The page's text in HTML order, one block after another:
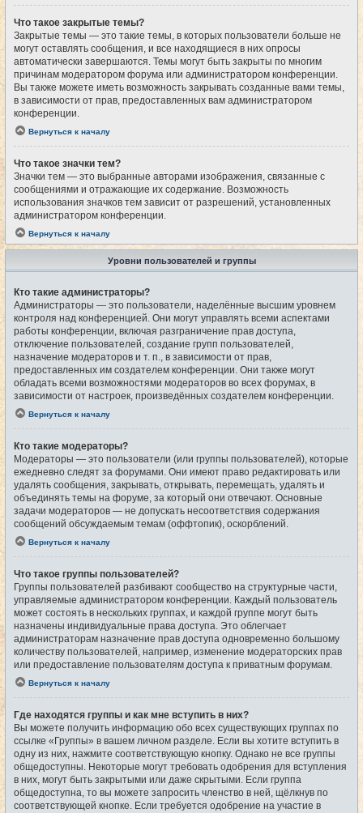
Что такое закрытые темы?
Закрытые темы — это такие темы, в которых пользователи больше не
могут оставлять сообщения, и все находящиеся в них опросы
автоматически завершаются. Темы могут быть закрыты по многим
причинам модератором форума или администратором конференции.
Вы также можете иметь возможность закрывать созданные вами темы,
в зависимости от прав, предоставленных вам администратором
конференции.
Вернуться к началу
Что такое значки тем?
Значки тем — это выбранные авторами изображения, связанные с
сообщениями и отражающие их содержание. Возможность
использования значков тем зависит от разрешений, установленных
администратором конференции.
Вернуться к началу
Уровни пользователей и группы
Кто такие администраторы?
Администраторы — это пользователи, наделённые высшим уровнем
контроля над конференцией. Они могут управлять всеми аспектами
работы конференции, включая разграничение прав доступа,
отключение пользователей, создание групп пользователей,
назначение модераторов и т. п., в зависимости от прав,
предоставленных им создателем конференции. Они также могут
обладать всеми возможностями модераторов во всех форумах, в
зависимости от настроек, произведённых создателем конференции.
Вернуться к началу
Кто такие модераторы?
Модераторы — это пользователи (или группы пользователей), которые
ежедневно следят за форумами. Они имеют право редактировать или
удалять сообщения, закрывать, открывать, перемещать, удалять и
объединять темы на форуме, за который они отвечают. Основные
задачи модераторов — не допускать несоответствия содержания
сообщений обсуждаемым темам (оффтопик), оскорблений.
Вернуться к началу
Что такое группы пользователей?
Группы пользователей разбивают сообщество на структурные части,
управляемые администратором конференции. Каждый пользователь
может состоять в нескольких группах, и каждой группе могут быть
назначены индивидуальные права доступа. Это облегчает
администраторам назначение прав доступа одновременно большому
количеству пользователей, например, изменение модераторских прав
или предоставление пользователям доступа к приватным форумам.
Вернуться к началу
Где находятся группы и как мне вступить в них?
Вы можете получить информацию обо всех существующих группах по
ссылке «Группы» в вашем личном разделе. Если вы хотите вступить в
одну из них, нажмите соответствующую кнопку. Однако не все группы
общедоступны. Некоторые могут требовать одобрения для вступления
в них, могут быть закрытыми или даже скрытыми. Если группа
общедоступна, то вы можете запросить членство в ней, щёлкнув по
соответствующей кнопке. Если требуется одобрение на участие в